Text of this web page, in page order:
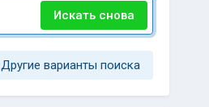
Искать снова
Другие варианты поиска